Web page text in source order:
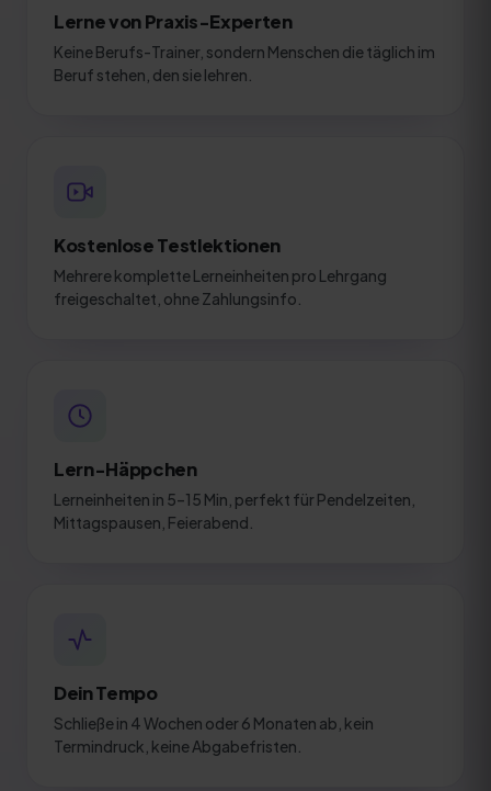
Lerne von Praxis-Experten
Keine Berufs-Trainer, sondern Menschen die täglich im
Beruf stehen, den sie lehren.
Kostenlose Testlektionen
Mehrere komplette Lerneinheiten pro Lehrgang
freigeschaltet, ohne Zahlungsinfo.
Lern-Häppchen
Lerneinheiten in 5–15 Min, perfekt für Pendelzeiten,
Mittagspausen, Feierabend.
Dein Tempo
Schließe in 4 Wochen oder 6 Monaten ab, kein
Termindruck, keine Abgabefristen.